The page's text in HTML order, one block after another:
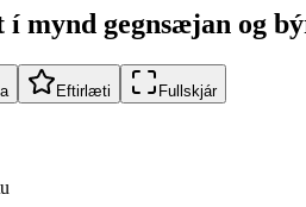
mynd gegnsæjan og
Eftirlæti Fullskjár